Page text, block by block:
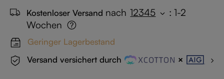
Kostenloser Versand nach 12345 : 1-2
Wochen
Geringer Lagerbestand
Versand versichert durch